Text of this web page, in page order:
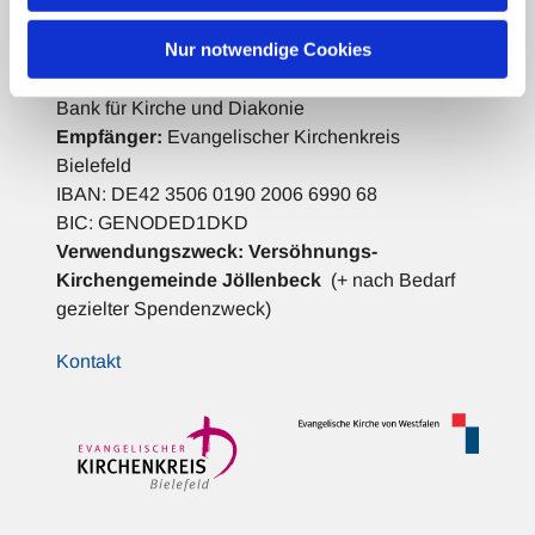
Nur notwendige Cookies
Spenden für die Gemeindearbeit:
Bank für Kirche und Diakonie
Empfänger: Evangelischer Kirchenkreis
Bielefeld
IBAN: DE42 3506 0190 2006 6990 68
BIC: GENODED1DKD
Verwendungszweck: Versöhnungs-
Kirchengemeinde Jöllenbeck (+ nach Bedarf
gezielter Spendenzweck)
Kontakt